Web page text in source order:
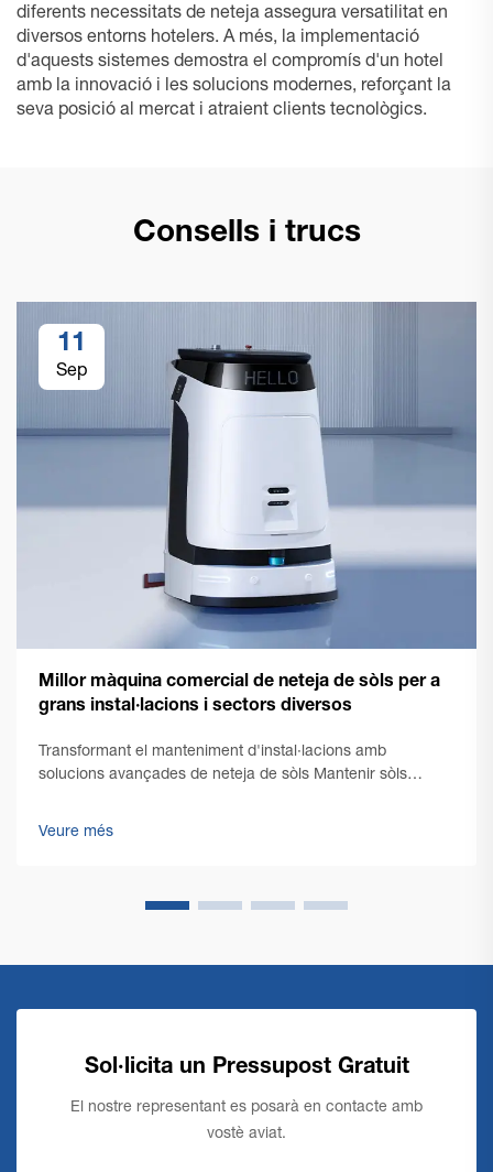
diferents necessitats de neteja assegura versatilitat en
diversos entorns hotelers. A més, la implementació
d'aquests sistemes demostra el compromís d'un hotel
amb la innovació i les solucions modernes, reforçant la
seva posició al mercat i atraient clients tecnològics.
Consells i trucs
11
Sep
Millor màquina comercial de neteja de sòls per a
grans instal·lacions i sectors diversos
Transformant el manteniment d'instal·lacions amb
solucions avançades de neteja de sòls Mantenir sòls
únics que requereixen solucions robustes i eficients. Una
Veure més
Sol·licita un Pressupost Gratuit
El nostre representant es posarà en contacte amb
vostè aviat.